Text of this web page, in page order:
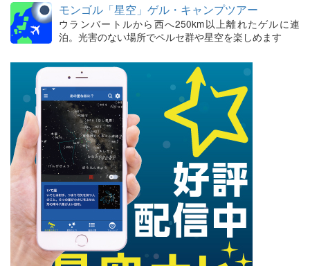
モンゴル「星空」ゲル・キャンプツアー
ウランバートルから西へ250km以上離れたゲルに連
泊。光害のない場所でペルセ群や星空を楽しめます